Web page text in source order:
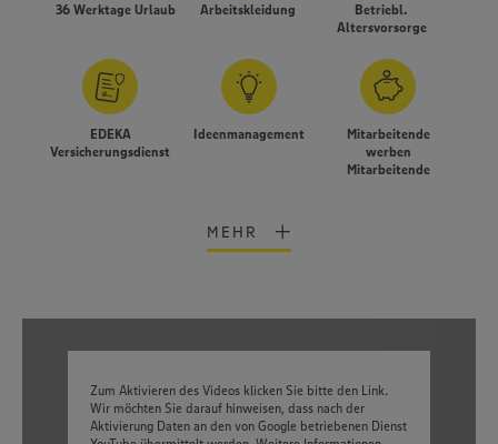
36 Werktage Urlaub Arbeitskleidung
Betriebl.
Altersvorsorge
EDEKA
Versicherungsdienst
Ideenmanagement
Mitarbeitende
werben
Mitarbeitende
MEHR
Zum Aktivieren des Videos klicken Sie bitte den Link.
Wir möchten Sie darauf hinweisen, dass nach der
Aktivierung Daten an den von Google betriebenen Dienst